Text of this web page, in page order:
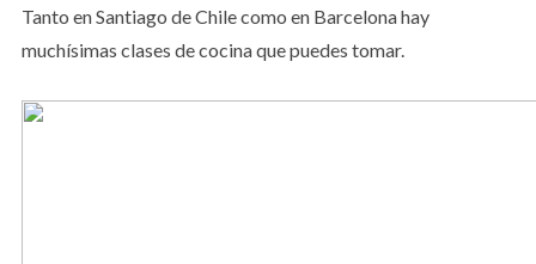
Tanto en Santiago de Chile como en Barcelona hay
muchísimas clases de cocina que puedes tomar.